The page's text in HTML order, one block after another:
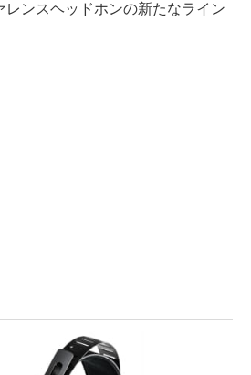
レンスヘッドホンの新たなライン